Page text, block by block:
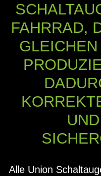
FAHRRAD,
Alle Union